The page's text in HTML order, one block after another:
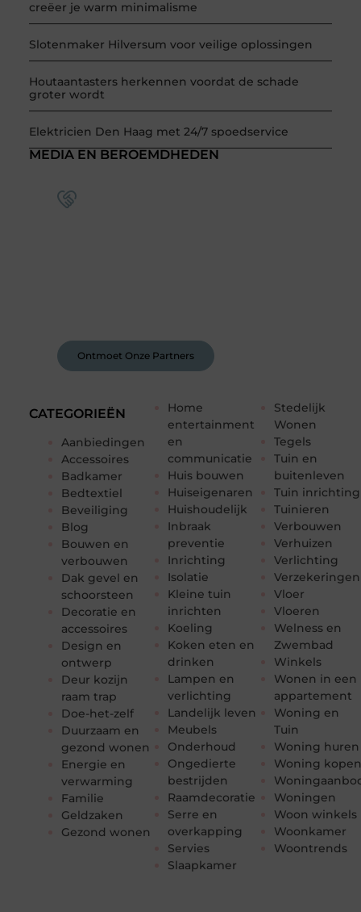
creëer je warm minimalisme
Slotenmaker Hilversum voor veilige oplossingen
Houtaantasters herkennen voordat de schade
groter wordt
Elektricien Den Haag met 24/7 spoedservice
CATEGORIEËN
Aanbiedingen
Accessoires
Badkamer
Bedtextiel
Beveiliging
Blog
Bouwen en
verbouwen
Dak gevel en
schoorsteen
Decoratie en
accessoires
Design en
ontwerp
Deur kozijn
raam trap
Doe-het-zelf
Duurzaam en
gezond wonen
Energie en
verwarming
Familie
Geldzaken
Gezond wonen
Home
entertainment
en
communicatie
Huis bouwen
Huiseigenaren
Huishoudelijk
Inbraak
preventie
Inrichting
Isolatie
Kleine tuin
inrichten
Koeling
Koken eten en
drinken
Lampen en
verlichting
Landelijk leven
Meubels
Onderhoud
Ongedierte
bestrijden
Raamdecoratie
Serre en
overkapping
Servies
Slaapkamer
Stedelijk
Wonen
Tegels
Tuin en
buitenleven
Tuin inrichting
Tuinieren
Verbouwen
Verhuizen
Verlichting
Verzekeringen
Vloer
Vloeren
Welness en
Zwembad
Winkels
Wonen in een
appartement
Woning en
Tuin
Woning huren
Woning
Woningen
Woon winkels
Woonkamer
Woontrends
MEDIA EN BEROEMDHEDEN
Ontmoet Onze Partners